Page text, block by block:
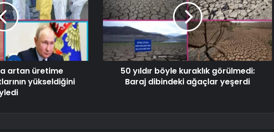
artan üretime
yükseldiğini
50 yıldır böyle kuraklık görülmedi:
Baraj dibindeki ağaçlar yeşerdi